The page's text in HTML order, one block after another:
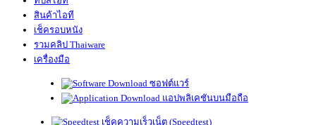
สินค้าไอที
เช็ครอบหนัง
รวมคลิป Thaiware
เครื่องมือ
ซอฟต์แวร์
แอปพลิเคชันบนมือถือ
เช็คความเร็วเน็ต (Speedtest)